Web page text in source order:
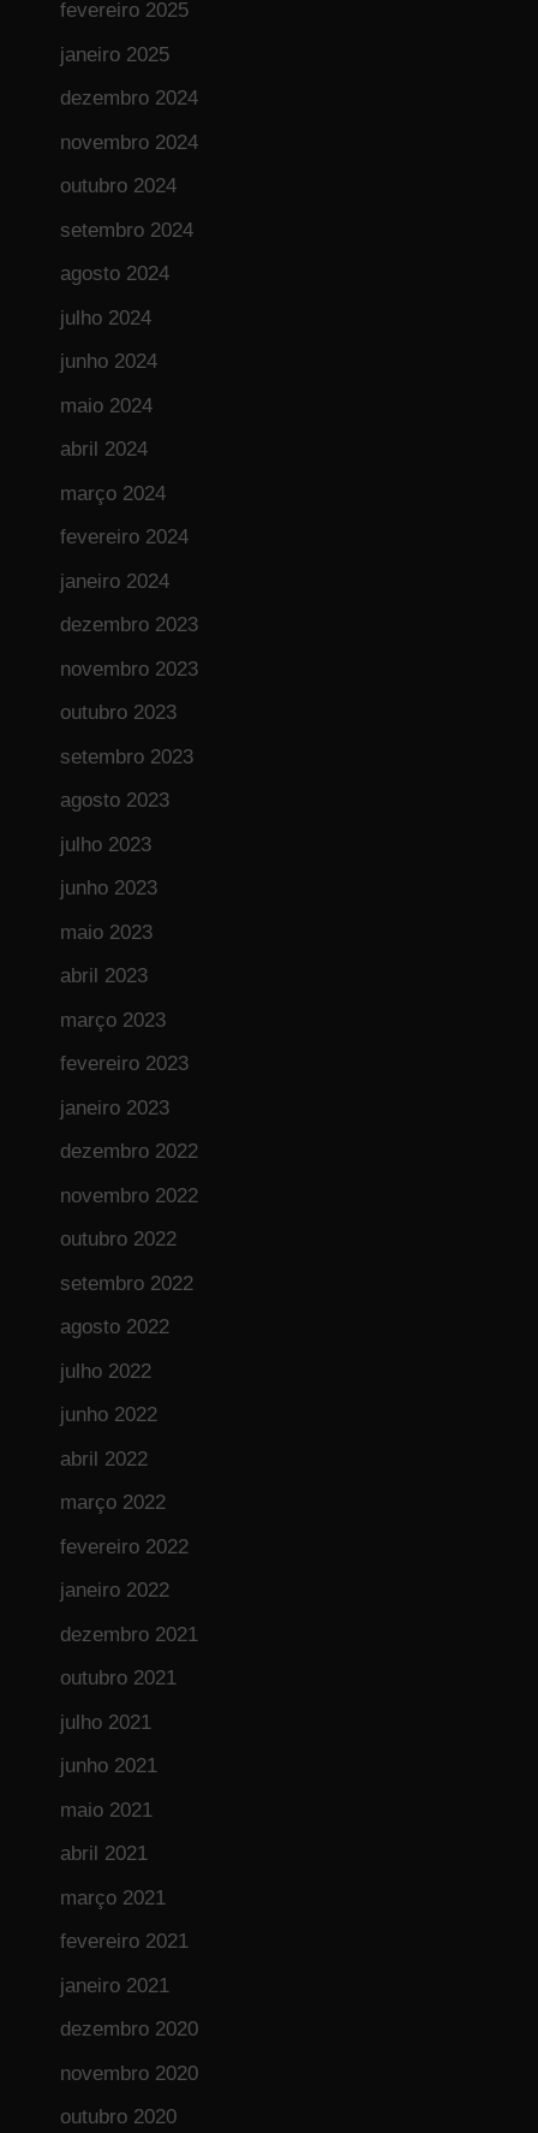
fevereiro 2025
janeiro 2025
dezembro 2024
novembro 2024
outubro 2024
setembro 2024
agosto 2024
julho 2024
junho 2024
maio 2024
abril 2024
março 2024
fevereiro 2024
janeiro 2024
dezembro 2023
novembro 2023
outubro 2023
setembro 2023
agosto 2023
julho 2023
junho 2023
maio 2023
abril 2023
março 2023
fevereiro 2023
janeiro 2023
dezembro 2022
novembro 2022
outubro 2022
setembro 2022
agosto 2022
julho 2022
junho 2022
abril 2022
março 2022
fevereiro 2022
janeiro 2022
dezembro 2021
outubro 2021
julho 2021
junho 2021
maio 2021
abril 2021
março 2021
fevereiro 2021
janeiro 2021
dezembro 2020
novembro 2020
outubro 2020